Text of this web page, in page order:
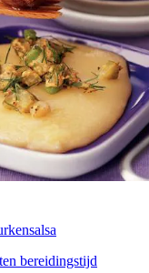
bereidingstijd